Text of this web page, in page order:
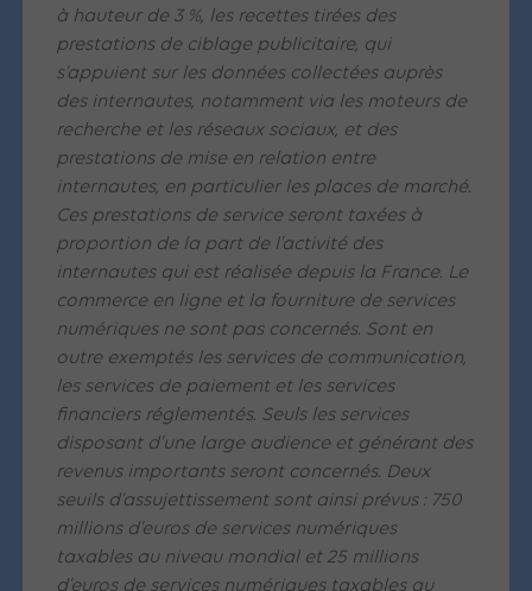
à hauteur de 3 %, les recettes tirées des
prestations de ciblage publicitaire, qui
s’appuient sur les données collectées auprès
des internautes, notamment via les moteurs de
recherche et les réseaux sociaux, et des
prestations de mise en relation entre
internautes, en particulier les places de marché.
Ces prestations de service seront taxées à
proportion de la part de l’activité des
internautes qui est réalisée depuis la France. Le
commerce en ligne et la fourniture de services
numériques ne sont pas concernés. Sont en
outre exemptés les services de communication,
les services de paiement et les services
financiers réglementés. Seuls les services
disposant d’une large audience et générant des
revenus importants seront concernés. Deux
seuils d’assujettissement sont ainsi prévus : 750
millions d’euros de services numériques
taxables au niveau mondial et 25 millions
d’euros de services numériques taxables au